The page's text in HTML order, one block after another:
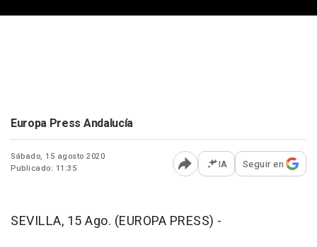
Europa Press Andalucía
Sábado, 15 agosto 2020
Publicado: 11:35
Abrir opciones para
IA Seguir en
SEVILLA, 15 Ago. (EUROPA PRESS) -